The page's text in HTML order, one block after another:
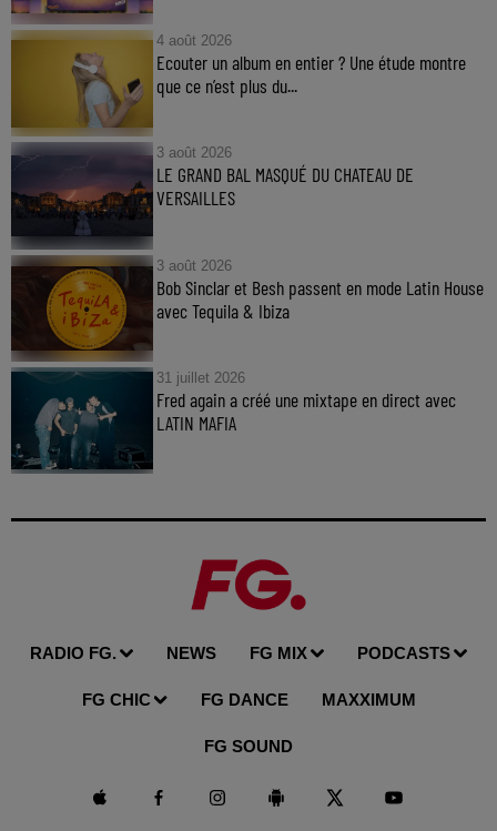
4 août 2026
Ecouter un album en entier ? Une étude montre
que ce n’est plus du...
3 août 2026
LE GRAND BAL MASQUÉ DU CHATEAU DE
VERSAILLES
3 août 2026
Bob Sinclar et Besh passent en mode Latin House
avec Tequila & Ibiza
31 juillet 2026
Fred again a créé une mixtape en direct avec
LATIN MAFIA
RADIO FG. NEWS FG MIX PODCASTS
FG CHIC FG DANCE MAXXIMUM
FG SOUND